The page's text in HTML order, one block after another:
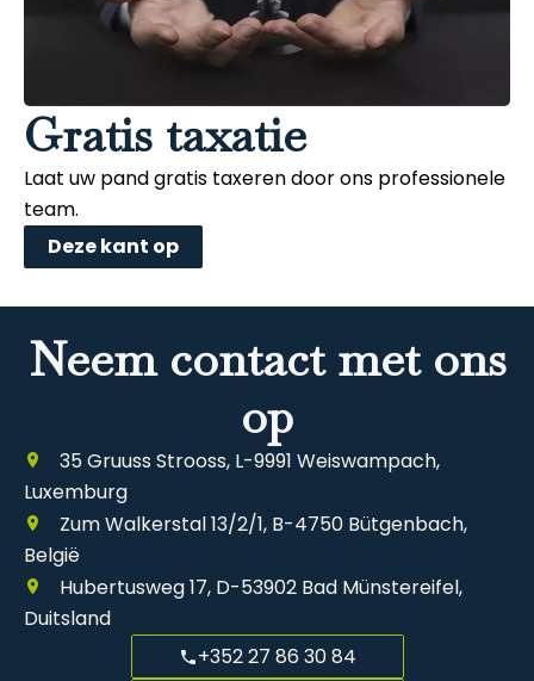
Gratis taxatie
Laat uw pand gratis taxeren door ons professionele
team.
Deze kant op
Neem contact met ons
op
35 Gruuss Strooss, L-9991 Weiswampach,
Luxemburg
Zum Walkerstal 13/2/1, B-4750 Bütgenbach,
België
Hubertusweg 17, D-53902 Bad Münstereifel,
Duitsland
+352 27 86 30 84